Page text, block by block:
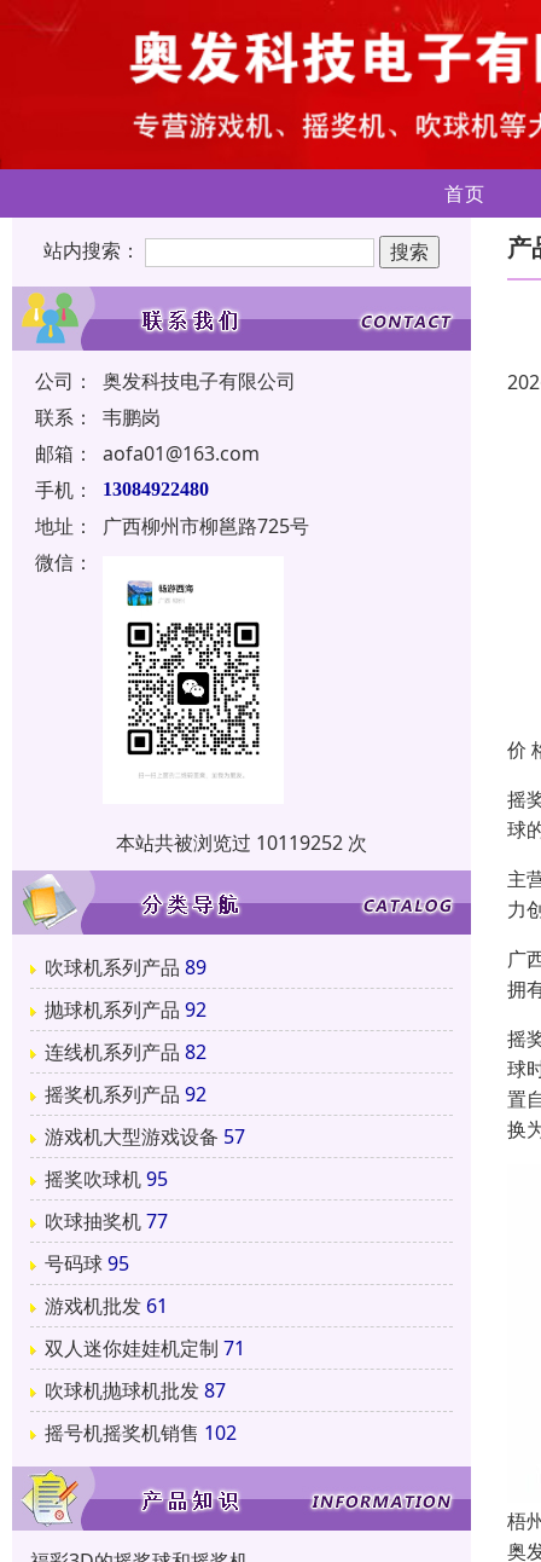
首页
站内搜索：
公司：
奥发科技电子有限公司
联系：
韦鹏岗
邮箱：
aofa01@163.com
手机：
13084922480
地址：
广西柳州市柳邕路725号
微信：
本站共被浏览过 10119252 次
吹球机系列产品 89
抛球机系列产品 92
连线机系列产品 82
摇奖机系列产品 92
游戏机大型游戏设备 57
摇奖吹球机95
吹球抽奖机77
号码球95
游戏机批发 61
双人迷你娃娃机定制 71
吹球机抛球机批发87
摇号机摇奖机销售 102
产
价
摇
球
主
力
广
拥
摇
球
置
换
梧
奥